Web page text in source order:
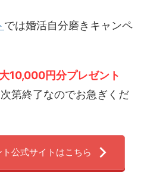
では婚活自分磨きキャンペ
10,000円分プレゼント
第終了なのでお急ぎくだ
公式サイトはこちら